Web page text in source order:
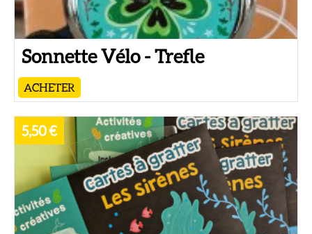
Sonnette Vélo - Trefle
ACHETER
5,50 €